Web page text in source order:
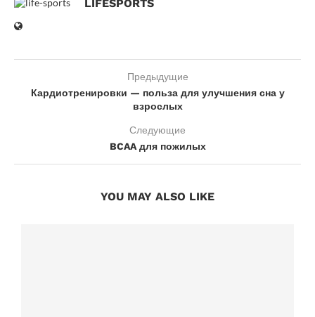
LIFESPORTS
Предыдущие
Кардиотренировки — польза для улучшения сна у
взрослых
Следующие
BCAA для пожилых
YOU MAY ALSO LIKE